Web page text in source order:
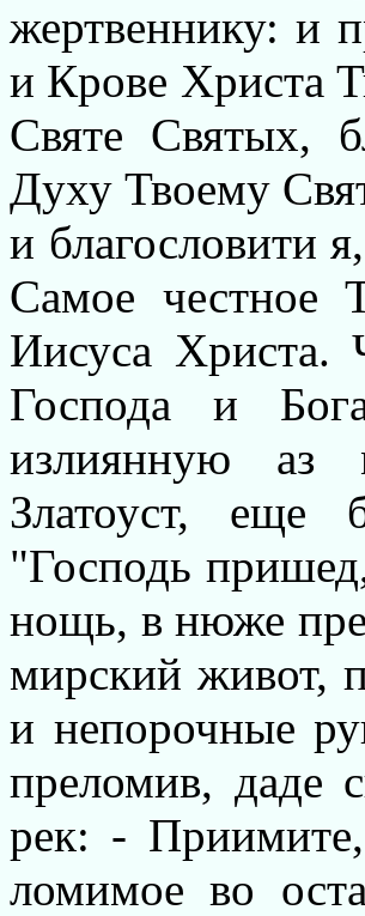
жертвеннику: и
и Крове Христа
Святе Святых,
Духу Твоему
и благословити
Самое честное
Иисуса
Господа и
излиянную аз
Златоуст, еще
"Господь
нощь, в нюже
мирский живот,
и непорочные
преломив, даде
рек: -
ломимое во